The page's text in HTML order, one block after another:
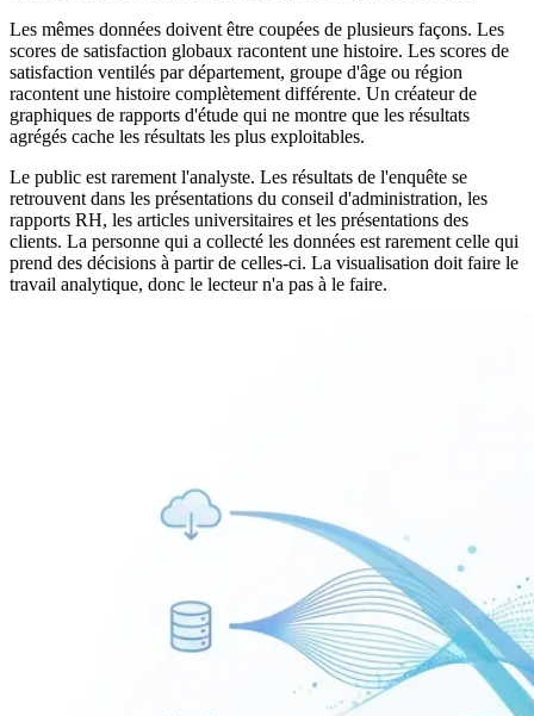
Les mêmes données doivent être coupées de plusieurs façons. Les
scores de satisfaction globaux racontent une histoire. Les scores de
satisfaction ventilés par département, groupe d'âge ou région
racontent une histoire complètement différente. Un créateur de
graphiques de rapports d'étude qui ne montre que les résultats
agrégés cache les résultats les plus exploitables.
Le public est rarement l'analyste. Les résultats de l'enquête se
retrouvent dans les présentations du conseil d'administration, les
rapports RH, les articles universitaires et les présentations des
clients. La personne qui a collecté les données est rarement celle qui
prend des décisions à partir de celles-ci. La visualisation doit faire le
travail analytique, donc le lecteur n'a pas à le faire.